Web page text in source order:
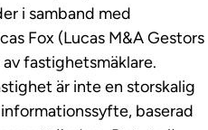
i samband med
Fox (Lucas M&A Gestors
fastighetsmäklare.
är inte en storskalig
baserad